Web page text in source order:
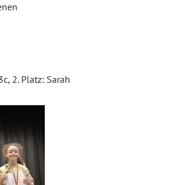
2. Platz: Sarah